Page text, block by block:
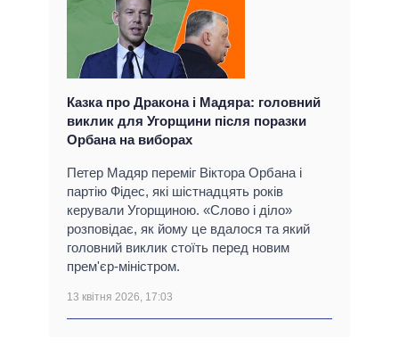
Казка про Дракона і Мадяра: головний
виклик для Угорщини після поразки
Орбана на виборах
Петер Мадяр переміг Віктора Орбана і
партію Фідес, які шістнадцять років
керували Угорщиною. «Слово і діло»
розповідає, як йому це вдалося та який
головний виклик стоїть перед новим
прем'єр-міністром.
13 квітня 2026, 17:03